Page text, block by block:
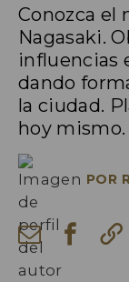
Conozca el
Nagasaki.
influencias
dando
la ciudad.
hoy mismo.
POR